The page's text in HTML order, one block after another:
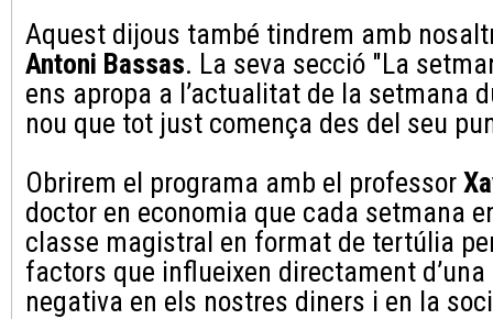
Aquest dijous també tindrem amb
Antoni Bassas. La seva secció "La
ens apropa a l’actualitat de la setmana
nou que tot just comença des del seu
Obrirem el programa amb el professor
doctor en economia que cada setmana
classe magistral en format de tertúlia
factors que influeixen directament
negativa en els nostres diners i en la